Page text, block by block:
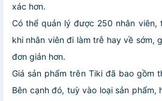
xác hơn.
Có thể quản lý được 250 nhân viên,
khi nhân viên đi làm trễ hay về sớm,
đơn giản hơn.
Giá sản phẩm trên Tiki đã bao gồm
Bên cạnh đó, tuỳ vào loại sản phẩm,